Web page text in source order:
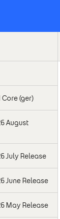
(ger)
August
July Release
June Release
May Release